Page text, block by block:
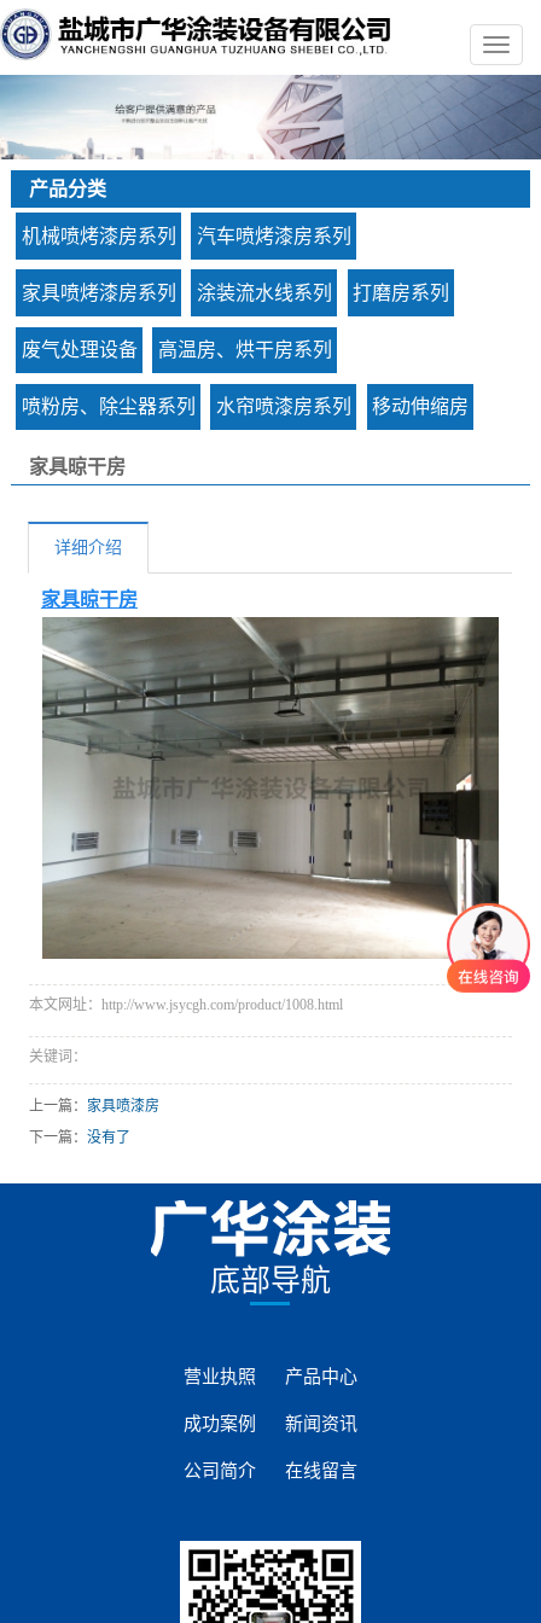
产品分类
机械喷烤漆房系列 汽车喷烤漆房系列
家具喷烤漆房系列 涂装流水线系列 打磨房系列
废气处理设备 高温房、烘干房系列
喷粉房、除尘器系列 水帘喷漆房系列 移动伸缩房
家具晾干房
详细介绍
家具晾干房
本文网址：http://www.jsycgh.com/product/1008.html
关键词：
上一篇： 家具喷漆房
下一篇： 没有了
底部导航
营业执照 产品中心
成功案例 新闻资讯
公司简介 在线留言